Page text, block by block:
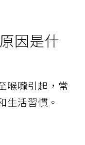
因是什
喉嚨引起，常
生活習慣。